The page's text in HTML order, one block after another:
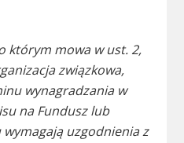
którym mowa w ust. 2,
związkowa,
wynagradzania w
na Fundusz lub
uzgodnienia z